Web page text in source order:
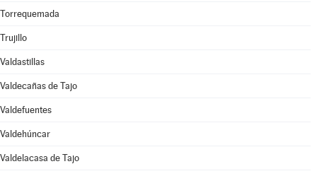
Torrequemada
Trujillo
Valdastillas
Valdecañas de Tajo
Valdefuentes
Valdehúncar
Valdelacasa de Tajo